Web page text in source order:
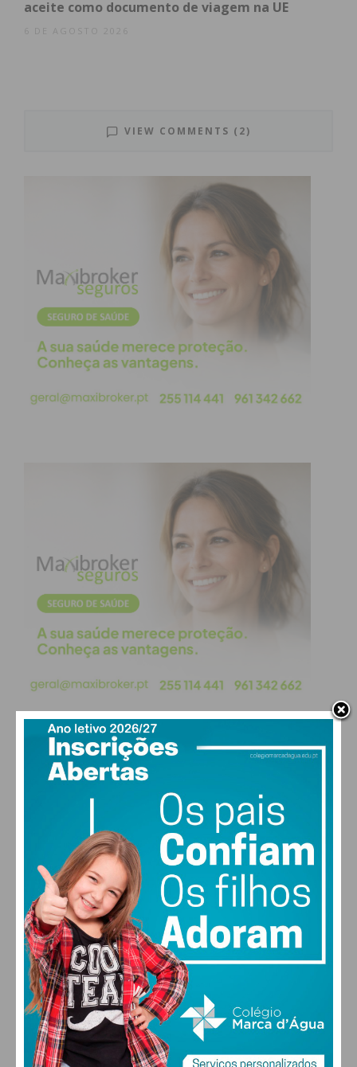
aceite como documento de viagem na UE
6 DE AGOSTO 2026
VIEW COMMENTS (2)
PAÇOS DE FERREIRA
°
clear sky
59% humidade
vento: 1m/s O
MAX 23 • MIN 23
30°
SEX
28
SÁB
28°
DOM
29 °
ALTERAR